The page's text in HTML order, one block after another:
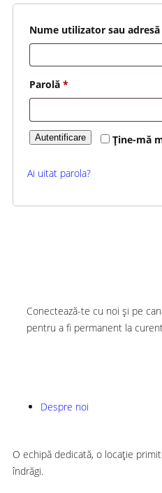
Nume utilizator sau
Parolă *
Ține-mă
Autentificare
Ai uitat parola?
Conectează-te cu noi și pe
pentru a fi permanent la
Despre noi
O echipă dedicată, o locație
îndrăgi.